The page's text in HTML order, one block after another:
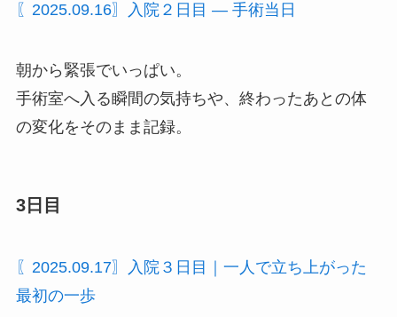
〖2025.09.16〗入院２日目 ― 手術当日
朝から緊張でいっぱい。
手術室へ入る瞬間の気持ちや、終わったあとの体
の変化をそのまま記録。
3日目
〖2025.09.17〗入院３日目｜一人で立ち上がった
最初の一歩